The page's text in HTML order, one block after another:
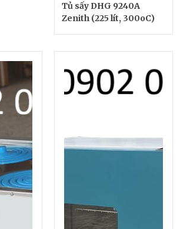
Tủ sấy DHG 9240A
Zenith (225 lít, 300oC)